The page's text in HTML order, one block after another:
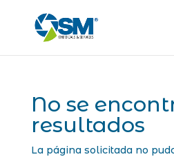
No se
resultados
La página solicitada no